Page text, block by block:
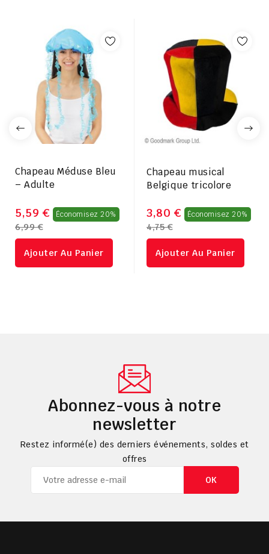
Chapeau Méduse Bleu
– Adulte
5,59 € Économisez 20% Prix
​​
régulier
6,99 €
Ajouter Au Panier
Chapeau musical
Belgique tricolore
3,80 € Économisez 20%
​​
4,75 €
Ajouter Au Panier
Abonnez-vous à notre
newsletter
Restez informé(e) des derniers événements, soldes et
offres